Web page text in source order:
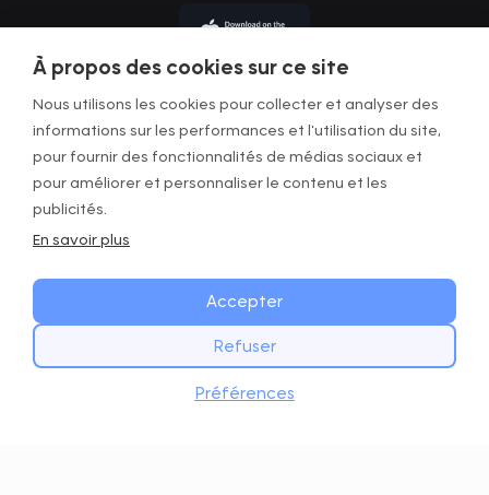
À propos des cookies sur ce site
Nous utilisons les cookies pour collecter et analyser des
informations sur les performances et l'utilisation du site,
pour fournir des fonctionnalités de médias sociaux et
pour améliorer et personnaliser le contenu et les
publicités.
En savoir plus
Accepter
Refuser
Préférences
Téléchargez l’app GOWOD
Gérer les cookies
Copyright © GOWOD2026. All Rights Reserved.
Site web avec Digital Mast